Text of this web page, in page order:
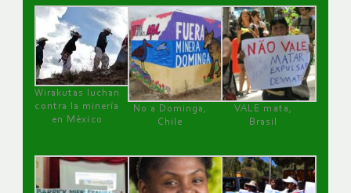
Wirakutas luchan
contra la minería
en México
No a Dominga,
Chile
VALE mata,
Brasil